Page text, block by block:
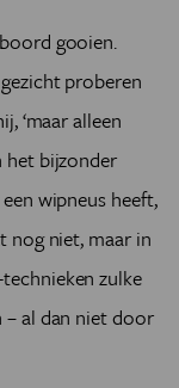
gooien.
proberen
‘maar alleen
het bijzonder
wipneus heeft,
nog niet, maar in
zulke
al dan niet door